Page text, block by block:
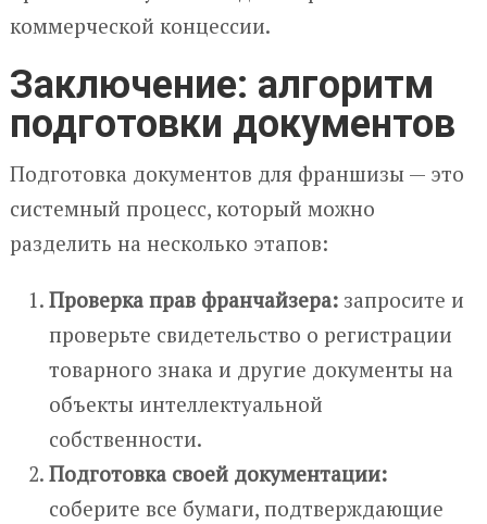
коммерческой концессии.
Заключение: алгоритм
подготовки документов
Подготовка документов для франшизы — это
системный процесс, который можно
разделить на несколько этапов:
Проверка прав франчайзера: запросите и
проверьте свидетельство о регистрации
товарного знака и другие документы на
объекты интеллектуальной
собственности.
Подготовка своей документации:
соберите все бумаги, подтверждающие